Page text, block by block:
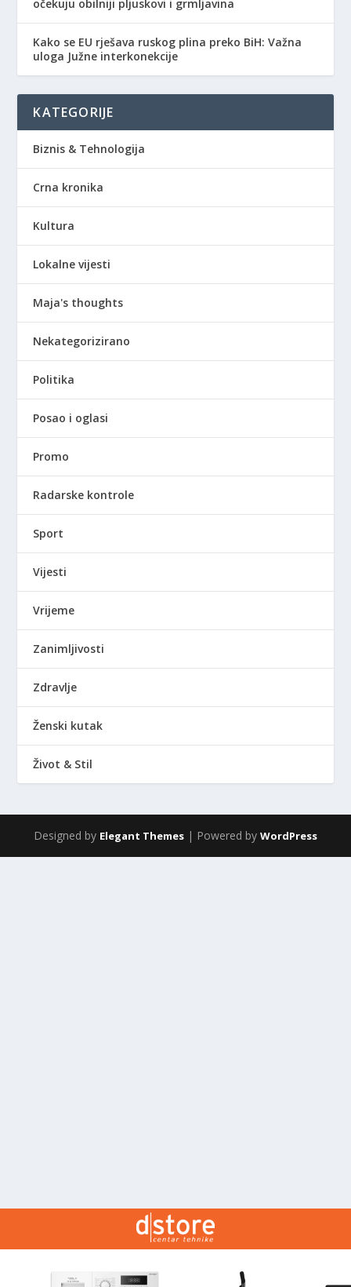
očekuju obilniji pljuskovi i grmljavina
Kako se EU rješava ruskog plina preko BiH: Važna
uloga Južne interkonekcije
KATEGORIJE
Biznis & Tehnologija
Crna kronika
Kultura
Lokalne vijesti
Maja's thoughts
Nekategorizirano
Politika
Posao i oglasi
Promo
Radarske kontrole
Sport
Vijesti
Vrijeme
Zanimljivosti
Zdravlje
Ženski kutak
Život & Stil
Designed by Elegant Themes | Powered by WordPress